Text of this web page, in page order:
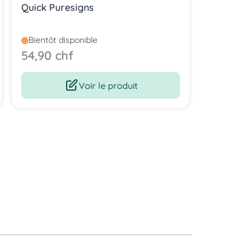
Quick Puresigns
Bientôt disponible
54,90 chf
Voir le produit